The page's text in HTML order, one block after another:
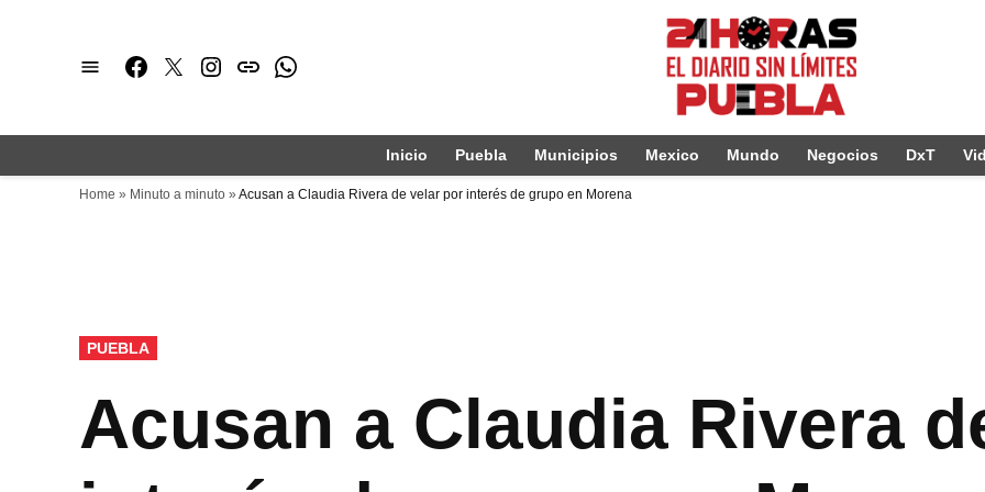
Facebook
TwitterInstagram
issuuWhatsapp
Inicio Puebla Municipios Mexico Mundo Negocios DxT
Home » Minuto a minuto » Acusan a Claudia Rivera de velar por interés de grupo en Morena
PUBLICADO
EN
PUEBLA
Acusan a Claudia Rivera